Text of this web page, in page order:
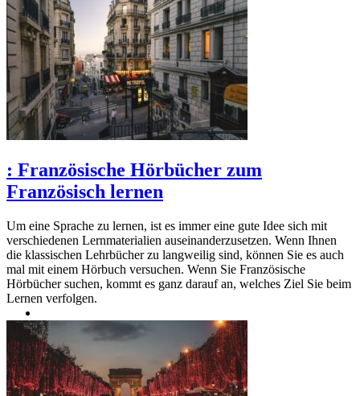
: Französische Hörbücher zum
Französisch lernen
Um eine Sprache zu lernen, ist es immer eine gute Idee sich mit
verschiedenen Lernmaterialien auseinanderzusetzen. Wenn Ihnen
die klassischen Lehrbücher zu langweilig sind, können Sie es auch
mal mit einem Hörbuch versuchen. Wenn Sie Französische
Hörbücher suchen, kommt es ganz darauf an, welches Ziel Sie beim
Lernen verfolgen.